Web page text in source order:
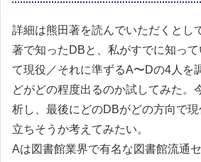
詳細は熊田著を読んでいただくとし
著で知ったDBと、私がすでに知っ
て現役／それに準ずるA〜Dの4人を
どがどの程度出るのか試してみた。
析し、最後にどのDBがどの方向で
立ちそうか考えてみたい。
Aは図書館業界で有名な図書館流通